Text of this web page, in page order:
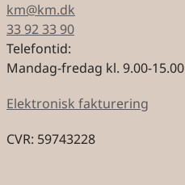
km@km.dk
33 92 33 90
Telefontid:
Mandag-fredag kl. 9.00-15.00
Elektronisk fakturering
CVR: 59743228